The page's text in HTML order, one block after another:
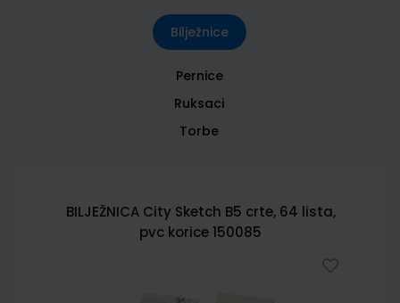
Bilježnice
Pernice
Ruksaci
Torbe
BILJEŽNICA City Sketch B5 crte, 64 lista,
pvc korice 150085